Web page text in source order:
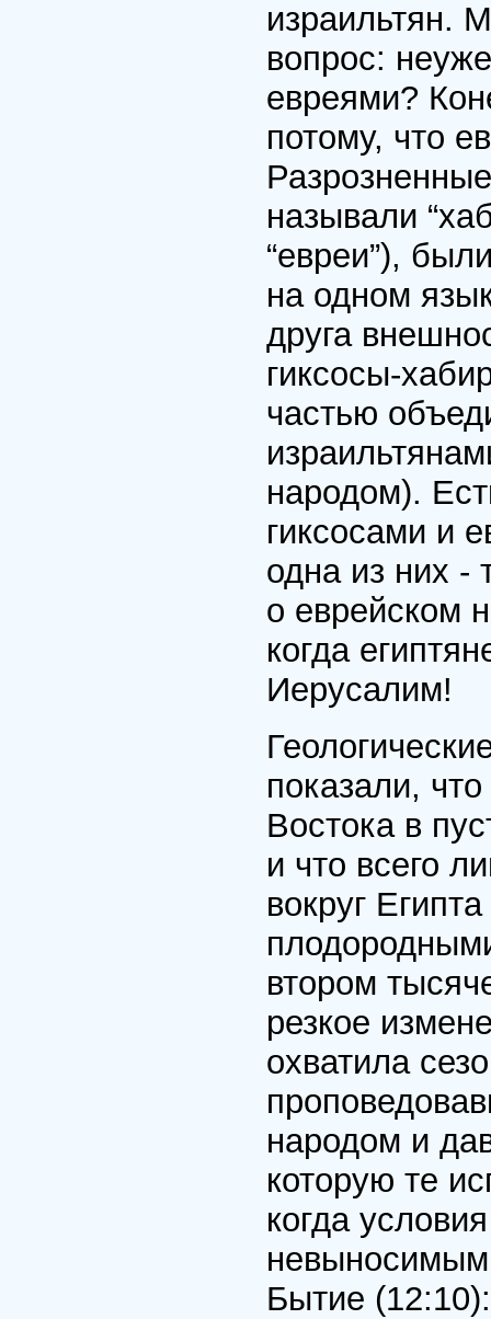
израильтян.
вопрос:
евреями?
потому, что
называли
“евреи”),
на одном
друга
гиксосы-
частью
народом).
гиксосами и
одна из них -
о еврейском
когда
Иерусалим!
показали,
Востока в
и что всего
вокруг
втором
резкое
охватила
народом и
которую те
когда
Бытие (12:10):